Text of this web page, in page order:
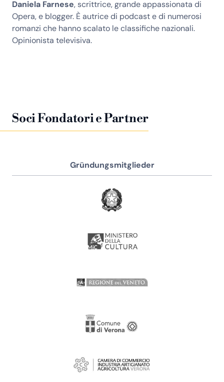
Daniela Farnese, scrittrice, grande appassionata di
Opera, e blogger. È autrice di podcast e di numerosi
romanzi che hanno scalato le classifiche nazionali.
Opinionista televisiva.
Soci Fondatori e Partner
Gründungsmitglieder